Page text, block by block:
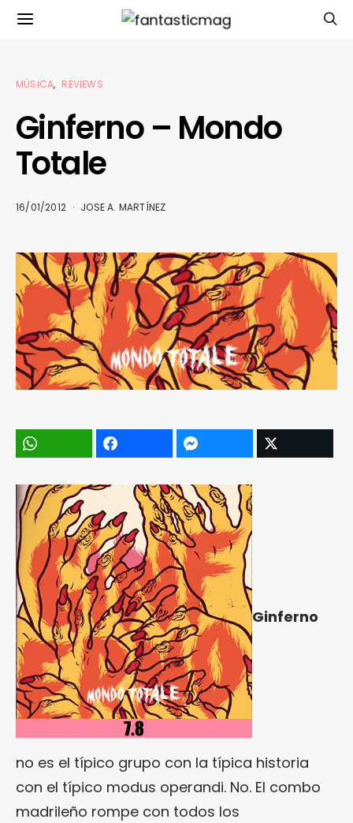
MÚSICA REVIEWS
Ginferno – Mondo
Totale
16/01/2012 JOSE A. MARTÍNEZ
Ginferno
no es el típico grupo con la típica historia
con el típico modus operandi. No. El combo
madrileño rompe con todos los